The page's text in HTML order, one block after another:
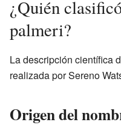
¿Quién
palmeri?
La descripción científica
realizada por Sereno
Origen del